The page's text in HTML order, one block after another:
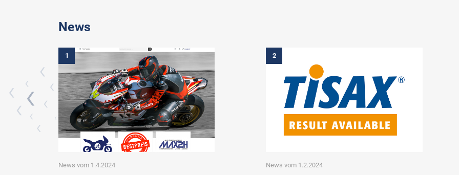
News
1
News vom 1.4.2024
2
News vom 1.2.2024